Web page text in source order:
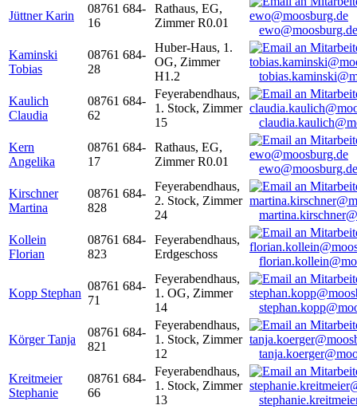
Jüttner Karin
08761 684-
16
Rathaus, EG,
Zimmer R0.01
ewo@moosburg.de
Kaminski
Tobias
08761 684-
28
Huber-Haus, 1.
OG, Zimmer
H1.2
Kaulich
Claudia
08761 684-
62
Feyerabendhaus,
1. Stock, Zimmer
15
Kern
Angelika
08761 684-
17
Rathaus, EG,
Zimmer R0.01
ewo@moosburg.de
Kirschner
Martina
08761 684-
828
Feyerabendhaus,
2. Stock, Zimmer
24
Kollein
Florian
08761 684-
823
Feyerabendhaus,
Erdgeschoss
Kopp Stephan
08761 684-
71
Feyerabendhaus,
1. OG, Zimmer
14
Körger Tanja
08761 684-
821
Feyerabendhaus,
1. Stock, Zimmer
12
Kreitmeier
Stephanie
08761 684-
66
Feyerabendhaus,
1. Stock, Zimmer
13